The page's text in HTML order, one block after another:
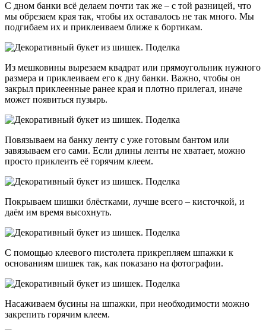
С дном банки всё делаем почти так же – с той разницей, что
мы обрезаем края так, чтобы их оставалось не так много. Мы
подгибаем их и приклеиваем ближе к бортикам.
Из мешковины вырезаем квадрат или прямоугольник нужного
размера и приклеиваем его к дну банки. Важно, чтобы он
закрыл приклеенные ранее края и плотно прилегал, иначе
может появиться пузырь.
Повязываем на банку ленту с уже готовым бантом или
завязываем его сами. Если длины ленты не хватает, можно
просто приклеить её горячим клеем.
Покрываем шишки блёстками, лучше всего – кисточкой, и
даём им время высохнуть.
С помощью клеевого пистолета прикрепляем шпажки к
основаниям шишек так, как показано на фотографии.
Насаживаем бусины на шпажки, при необходимости можно
закрепить горячим клеем.